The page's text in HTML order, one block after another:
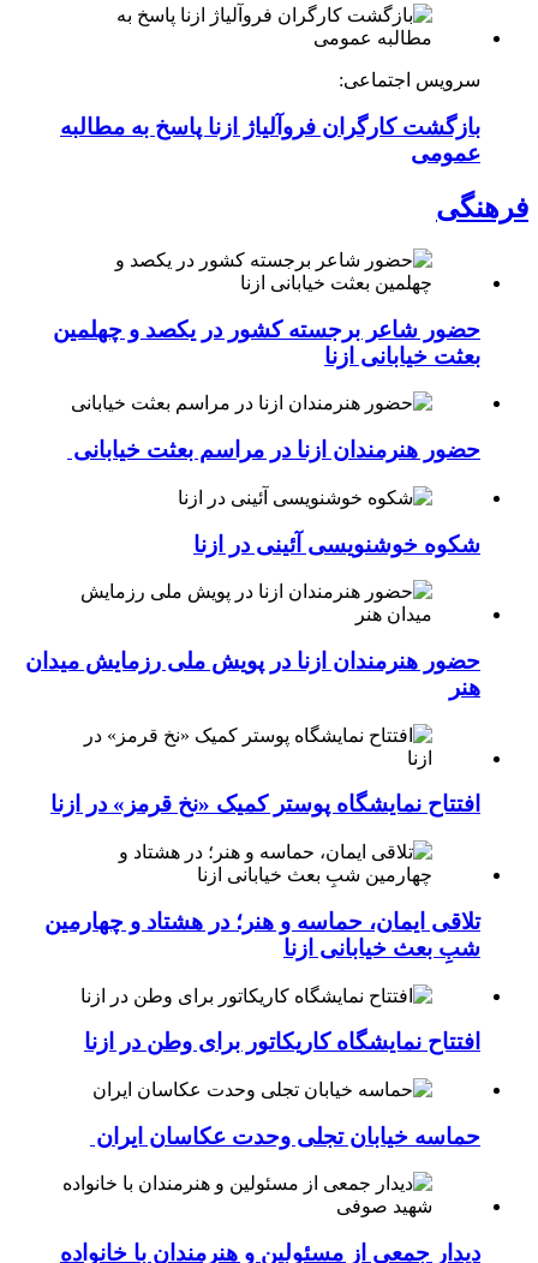
سرویس اجتماعی:
بازگشت کارگران فروآلیاژ ازنا پاسخ به مطالبه
عمومی
فرهنگی
حضور شاعر برجسته کشور در یکصد و چهلمین
بعثت خیابانی ازنا
حضور هنرمندان ازنا در مراسم بعثت خیابانی
شکوه خوشنویسی آئینی در ازنا
حضور هنرمندان ازنا در پویش ملی رزمایش میدان
هنر
افتتاح نمایشگاه پوستر کمیک «نخ قرمز» در ازنا
تلاقی ایمان، حماسه و هنر؛ در هشتاد و چهارمین
شبِ بعث خیابانی ازنا
افتتاح نمایشگاه کاریکاتور برای وطن در ازنا
حماسه خیابان تجلی وحدت عکاسان ایران
دیدار جمعی از مسئولین و هنرمندان با خانواده